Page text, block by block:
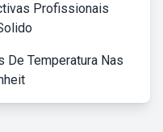
Profissionais
De Temperatura Nas